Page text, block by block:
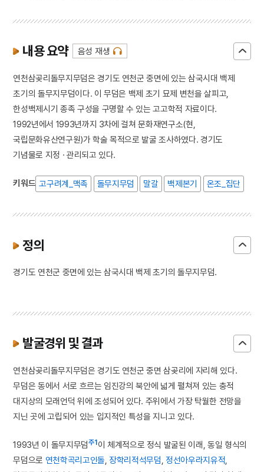
내용 요약 음성 재생
연천삼곶리돌무지무덤은 경기도 연천군 중면에 있는 삼국시대 백제
초기의 돌무지무덤이다. 이 무덤은 백제 초기 묘제 변천을 살피고,
한성백제시기 종족 구성을 구명할 수 있는 고고학적 자료이다.
1992년에서 1993년까지 3차에 걸쳐 문화재연구소(현,
국립문화유산연구원)가 학술 목적으로 발굴 조사하였다. 경기도
기념물로 지정 · 관리되고 있다.
키워드 고구려계_맥족 돌무지무덤 말갈 백제본기 온조_집단
정의
경기도 연천군 중면에 있는 삼국시대 백제 초기의 돌무지무덤.
발굴경위 및 결과
연천삼곶리돌무지무덤은 경기도 연천군 중면 삼곶리에 자리해 있다.
무덤은 동에서 서로 흐르는 임진강의 북안에 넓게 펼쳐져 있는 충적
대지상의 모래언덕 위에 조성되어 있다. 주위에서 가장 탁월한 전망을
지닌 곳에 고립되어 있는 입지적인 특성을 지니고 있다.
1993년 이 돌무지무덤주1이 체계적으로 정식 발굴된 이래, 동일 형식의
무덤으로 연천학곡리고인돌 장학리적석무덤 정선아우라지유적